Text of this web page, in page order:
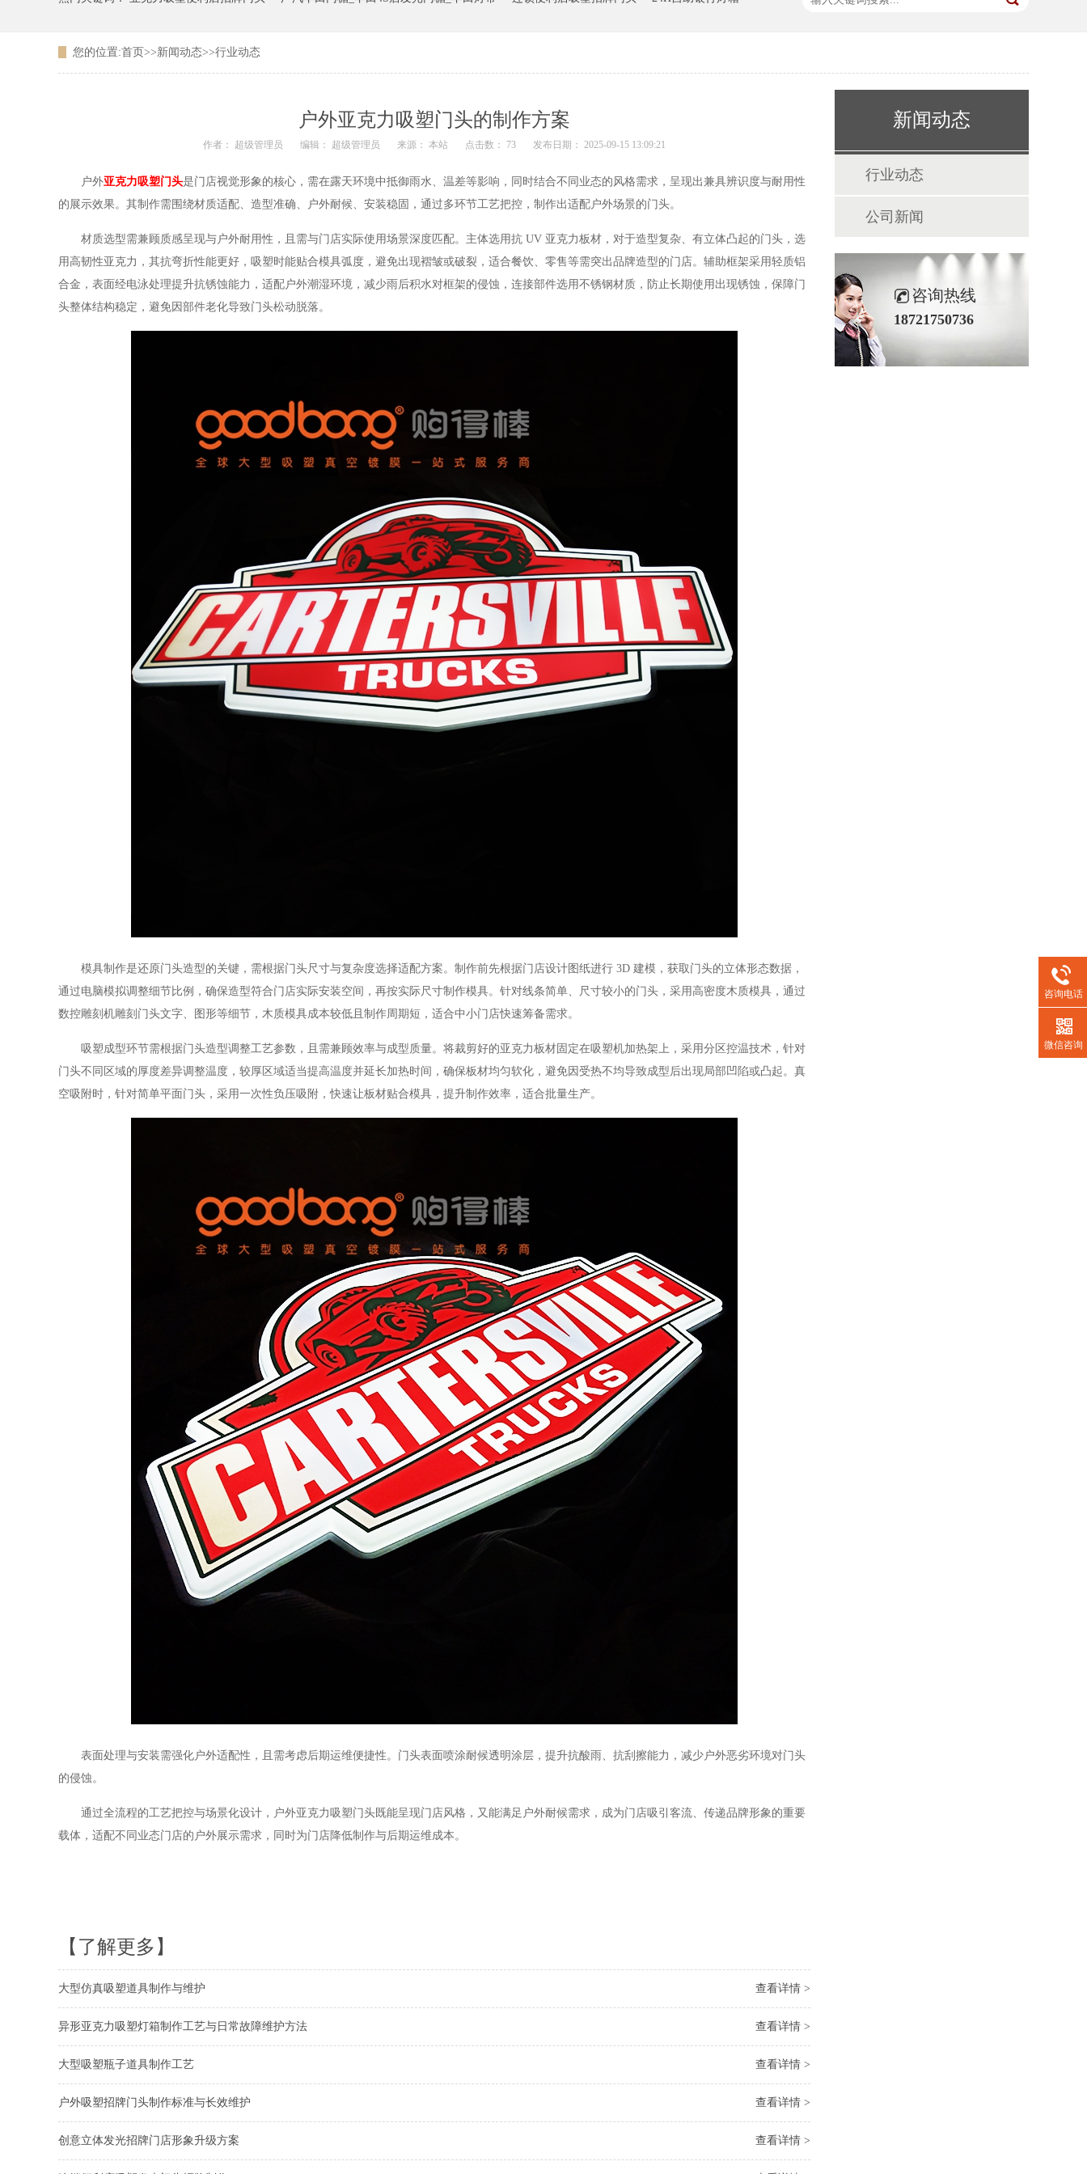
您的位置:首页 >>新闻动态>>行业动态
户外亚克力吸塑门头的制作方案
作者： 超级管理员 编辑： 超级管理员 来源： 本站 点击数： 73 发布日期： 2025-09-15 13:09:21
户外亚克力吸塑门头是门店视觉形象的核心，需在露天环境中抵御雨水、温差等影响，同时结合不同业态的风格需求，呈现出兼具辨识度与耐用性
的展示效果。其制作需围绕材质适配、造型准确、户外耐候、安装稳固，通过多环节工艺把控，制作出适配户外场景的门头。
材质选型需兼顾质感呈现与户外耐用性，且需与门店实际使用场景深度匹配。主体选用抗 UV 亚克力板材，对于造型复杂、有立体凸起的门头，选
用高韧性亚克力，其抗弯折性能更好，吸塑时能贴合模具弧度，避免出现褶皱或破裂，适合餐饮、零售等需突出品牌造型的门店。辅助框架采用轻质铝
合金，表面经电泳处理提升抗锈蚀能力，适配户外潮湿环境，减少雨后积水对框架的侵蚀，连接部件选用不锈钢材质，防止长期使用出现锈蚀，保障门
头整体结构稳定，避免因部件老化导致门头松动脱落。
模具制作是还原门头造型的关键，需根据门头尺寸与复杂度选择适配方案。制作前先根据门店设计图纸进行 3D 建模，获取门头的立体形态数据，
通过电脑模拟调整细节比例，确保造型符合门店实际安装空间，再按实际尺寸制作模具。针对线条简单、尺寸较小的门头，采用高密度木质模具，通过
数控雕刻机雕刻门头文字、图形等细节，木质模具成本较低且制作周期短，适合中小门店快速筹备需求。
吸塑成型环节需根据门头造型调整工艺参数，且需兼顾效率与成型质量。将裁剪好的亚克力板材固定在吸塑机加热架上，采用分区控温技术，针对
门头不同区域的厚度差异调整温度，较厚区域适当提高温度并延长加热时间，确保板材均匀软化，避免因受热不均导致成型后出现局部凹陷或凸起。真
空吸附时，针对简单平面门头，采用一次性负压吸附，快速让板材贴合模具，提升制作效率，适合批量生产。
表面处理与安装需强化户外适配性，且需考虑后期运维便捷性。门头表面喷涂耐候透明涂层，提升抗酸雨、抗刮擦能力，减少户外恶劣环境对门头
的侵蚀。
通过全流程的工艺把控与场景化设计，户外亚克力吸塑门头既能呈现门店风格，又能满足户外耐候需求，成为门店吸引客流、传递品牌形象的重要
载体，适配不同业态门店的户外展示需求，同时为门店降低制作与后期运维成本。
【了解更多】
查看详情 >
大型仿真吸塑道具制作与维护
查看详情 >
异形亚克力吸塑灯箱制作工艺与日常故障维护方法
查看详情 >
大型吸塑瓶子道具制作工艺
查看详情 >
户外吸塑招牌门头制作标准与长效维护
查看详情 >
创意立体发光招牌门店形象升级方案
新闻动态
行业动态
公司新闻
咨询热线
18721750736
咨询电话
微信咨询